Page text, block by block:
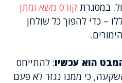
במסגרת קורס משא ומתן
– כדי להפוך כל שולחן
הוא עכשיו: להתייחס
כי ממנו נגזר לא פעם